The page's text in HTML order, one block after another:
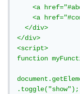
    <a href="#about">About</a>
    <a href="#contact">Contact</a>
  </div>
</div>
<script>
function
.toggle("show");